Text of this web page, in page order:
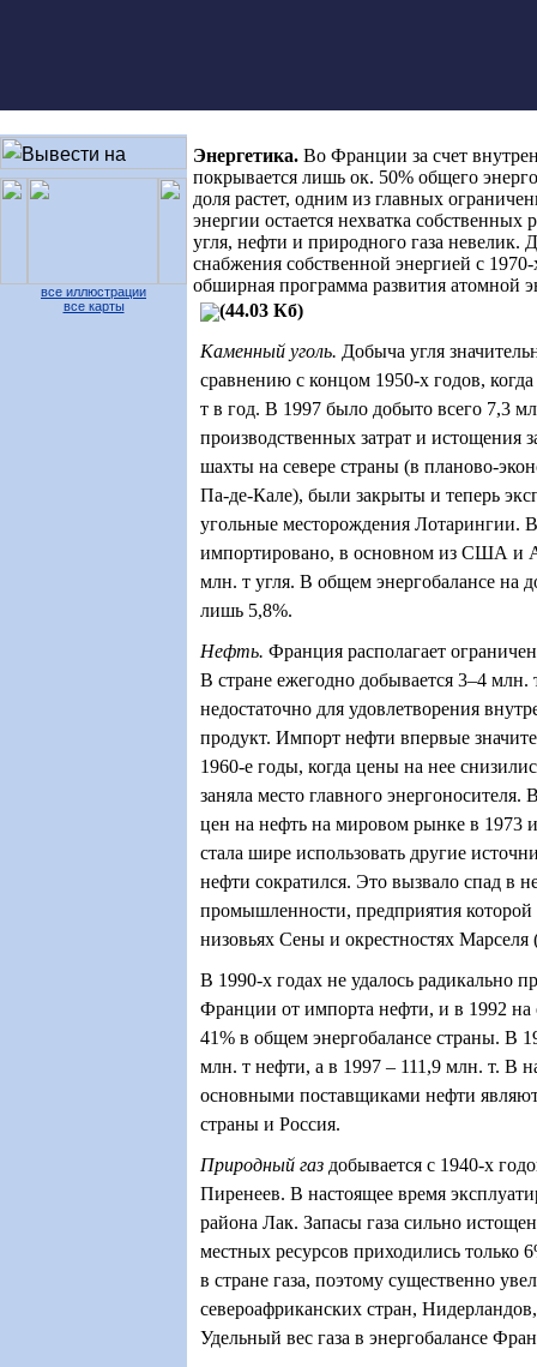
все иллюстрации
все карты
Энергетика. Во Франции за счет
покрывается лишь ок. 50% общего
доля растет, одним из главных
энергии остается нехватка
угля, нефти и природного газа невелик.
снабжения собственной энергией с 1970-
обширная программа развития атомной
(44.03 Кб)
Каменный уголь. Добыча угля
сравнению с концом 1950-х годов,
т в год. В 1997 было добыто всего 7,3
производственных затрат и истощения
шахты на севере страны (в планово-
Па-де-Кале), были закрыты и теперь
угольные месторождения Лотарингии.
импортировано, в основном из США и
млн. т угля. В общем энергобалансе на
лишь 5,8%.
Нефть. Франция располагает
В стране ежегодно добывается 3–4 млн.
недостаточно для удовлетворения
продукт. Импорт нефти впервые
1960-е годы, когда цены на нее
заняла место главного энергоносителя.
цен на нефть на мировом рынке в 1973
стала шире использовать другие
нефти сократился. Это вызвало спад в
промышленности, предприятия
низовьях Сены и окрестностях Марселя
В 1990-х годах не удалось радикально
Франции от импорта нефти, и в 1992 на
41% в общем энергобалансе страны. В
млн. т нефти, а в 1997 – 111,9 млн. т. В
основными поставщиками нефти
страны и Россия.
Природный газ добывается с 1940-х
Пиренеев. В настоящее время
района Лак. Запасы газа сильно
местных ресурсов приходились только
в стране газа, поэтому существенно
североафриканских стран,
Удельный вес газа в энергобалансе